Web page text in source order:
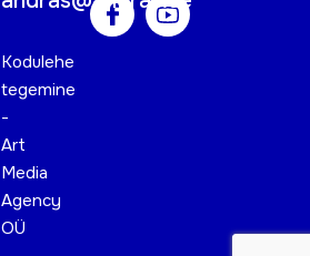
Kodulehe
tegemine
-
Art
Media
Agency
OÜ